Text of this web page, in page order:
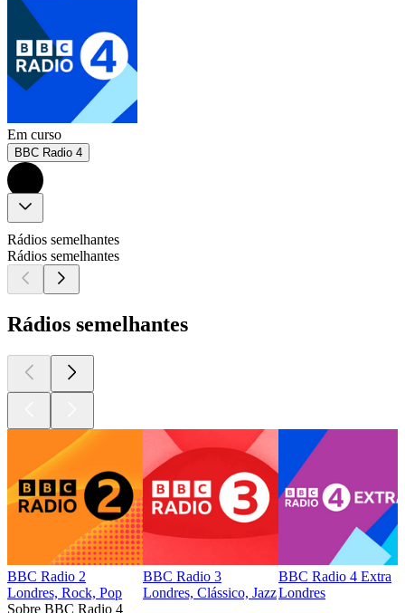
Em curso
BBC Radio 4
Rádios semelhantes
Rádios semelhantes
Rádios semelhantes
BBC Radio 2
Londres, Rock, Pop
BBC Radio 3
Londres, Clássico, Jazz
BBC Radio 4 Extra
Londres
Sobre BBC Radio 4